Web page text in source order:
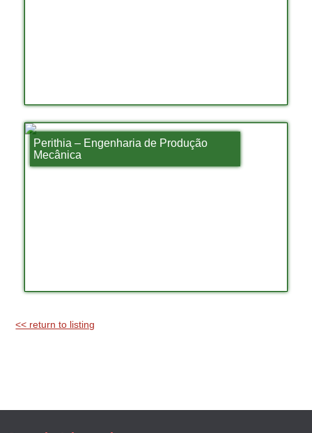
Perithia – Engenharia de Produção
Mecânica
<< return to listing